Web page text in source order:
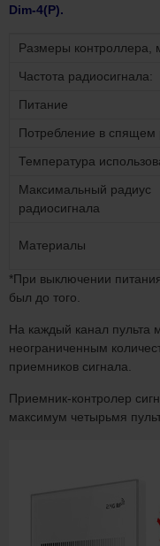
Dim-4(P).
Размеры контроллера,
Частота радиосигнала:
Питание
Потребление в спящем
Температура
Максимальный радиус
радиосигнала
Материалы
*При выключении
был до того.
На каждый канал пульта
неограниченным
приемников сигнала.
Приемник-контролер
максимум четырьмя